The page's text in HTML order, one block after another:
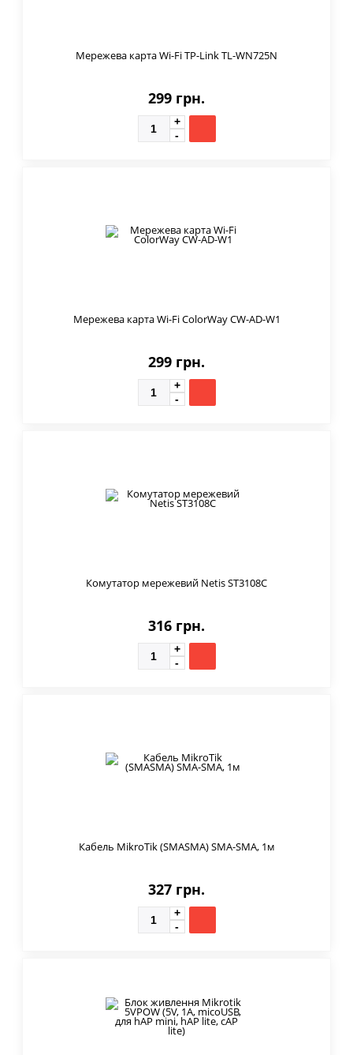
Мережева карта Wi-Fi TP-Link TL-WN725N
299 грн.
Мережева карта Wi-Fi ColorWay CW-AD-W1
299 грн.
Комутатор мережевий Netis ST3108C
316 грн.
Кабель MikroTik (SMASMA) SMA-SMA, 1м
327 грн.